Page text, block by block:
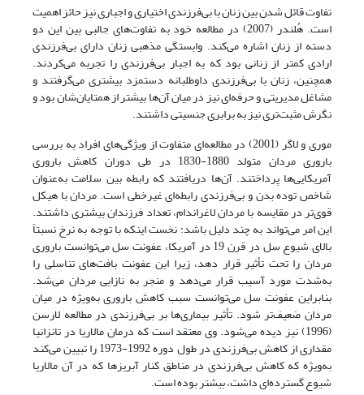
تفاوت قائل شدن بین زنان با بی‌فرزندی اختیاری و اجباری نیز حائز اهمیت
است. هُلندر (2007) در مطالعه خود به تفاوت‌های جالبی بین این دو
دسته از زنان اشاره می‌کند. وابستگی مذهبی زنان دارای بی‌فرزندی
ارادی کمتر از زنانی بود که به اجبار بی‌فرزندی را تجربه می‌کردند.
همچنین، زنان با بی‌فرزندی داوطلبانه دستمزد بیشتری می‌گرفتند و
مشاغل مدیریتی و حرفه‌ای نیز در میان آن‌ها بیشتر از همتایان‌شان بود و
نگرش مثبت‌تری نیز به برابری جنسیتی داشتند.
موری و لاگر (2001) در مطالعه‌ای متفاوت از ویژگی‌های افراد به بررسی
باروری مردان متولد 1880-1830 در طی دوران کاهش باروری
آمریکایی‌ها پرداختند. آن‌ها دریافتند که رابطه بین سلامت به‌عنوان
شاخص توده بدن و بی‌فرزندی رابطه‌ای غیرخطی است. مردان با هیکل
قوی‌تر در مقایسه با مردان لاغراندام، تعداد فرزندان بیشتری داشتند.
این امر می‌تواند به چند دلیل باشد: نخست اینکه با توجه به نرخ نسبتاً
بالای شیوع سل در قرن 19 در آمریکا، عفونت سل می‌توانست باروری
مردان را تحت تأثیر قرار دهد، زیرا این عفونت بافت‌های تناسلی را
به‌شدت مورد آسیب قرار می‌دهد و منجر به نازایی مردان می‌شد.
بنابراین عفونت سل می‌توانست سبب کاهش باروری به‌ویژه در میان
مردان ضعیف‌تر شود. تأثیر بیماری‌ها بر بی‌فرزندی در مطالعه لارسن
(1996) نیز دیده می‌شود. وی معتقد است که درمان مالاریا در تانزانیا
مقداری از کاهش بی‌فرزندی در طول دوره 1992-1973 را تبیین می‌کند
به‌ویژه که کاهش بی‌فرزندی در مناطق کنار آبریزها که در آن مالاریا
شیوع گسترده‌ای داشت، بیشتر بوده است.